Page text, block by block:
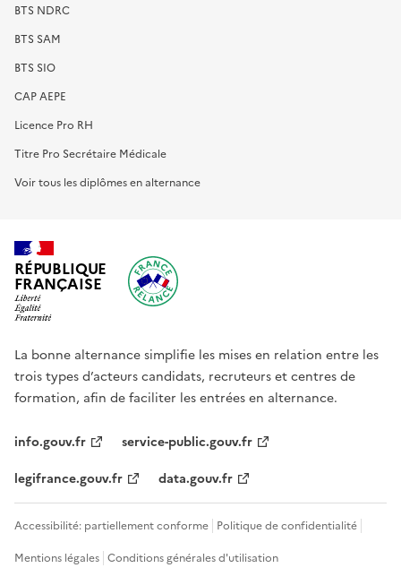
BTS NDRC
BTS SAM
BTS SIO
CAP AEPE
Licence Pro RH
Titre Pro Secrétaire Médicale
Voir tous les diplômes en alternance
RÉPUBLIQUE
FRANÇAISE
La bonne alternance simplifie les mises en relation entre les
trois types d’acteurs candidats, recruteurs et centres de
formation, afin de faciliter les entrées en alternance.
info.gouv.fr service-public.gouv.fr
legifrance.gouv.fr data.gouv.fr
Accessibilité: partiellement conforme Politique de confidentialité
Mentions légales Conditions générales d'utilisation